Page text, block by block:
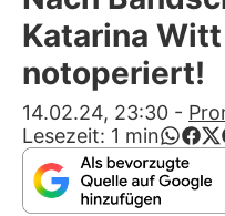
Alle
App
Katarina
notoperiert!
14.02.24, 23:30 -
Lesezeit: 1 min